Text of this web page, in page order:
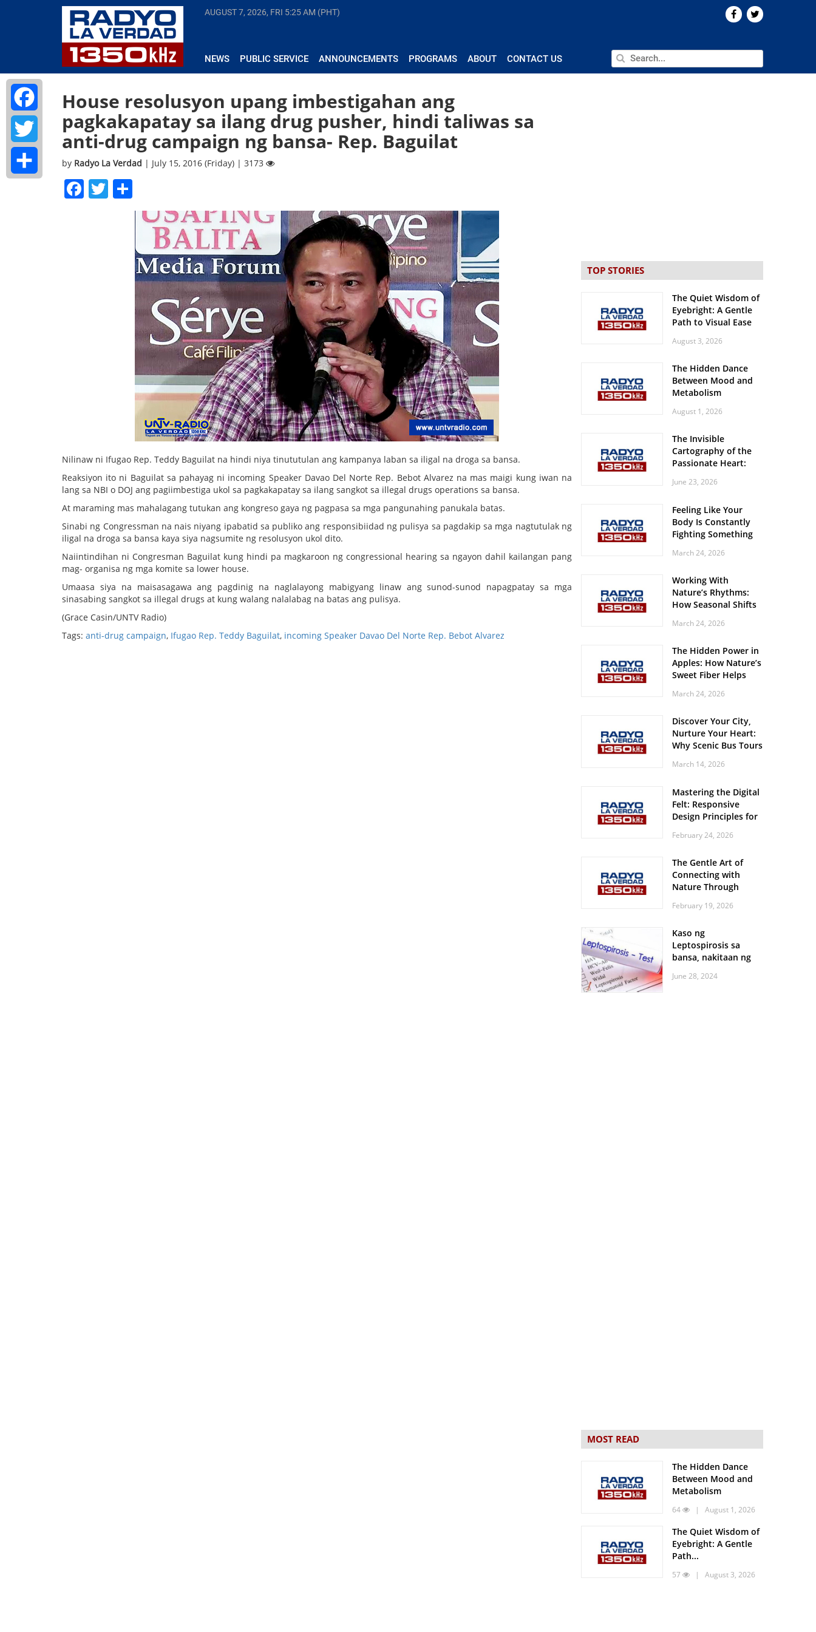
AUGUST 7, 2026, FRI 5:25 AM (PHT)
NEWS PUBLIC SERVICE ANNOUNCEMENTS PROGRAMS ABOUT CONTACT US
House resolusyon upang imbestigahan ang
pagkakapatay sa ilang drug pusher, hindi taliwas sa
anti-drug campaign ng bansa- Rep. Baguilat
by Radyo La Verdad | July 15, 2016 (Friday) | 3173
Facebook
Twitter
Nilinaw ni Ifugao Rep. Teddy Baguilat na hindi niya tinututulan ang kampanya laban sa iligal na droga sa bansa.
Reaksiyon ito ni Baguilat sa pahayag ni incoming Speaker Davao Del Norte Rep. Bebot Alvarez na mas maigi kung iwan na
lang sa NBI o DOJ ang pagiimbestiga ukol sa pagkakapatay sa ilang sangkot sa illegal drugs operations sa bansa.
At maraming mas mahalagang tutukan ang kongreso gaya ng pagpasa sa mga pangunahing panukala batas.
Sinabi ng Congressman na nais niyang ipabatid sa publiko ang responsibiidad ng pulisya sa pagdakip sa mga nagtutulak ng
iligal na droga sa bansa kaya siya nagsumite ng resolusyon ukol dito.
Naiintindihan ni Congresman Baguilat kung hindi pa magkaroon ng congressional hearing sa ngayon dahil kailangan pang
mag- organisa ng mga komite sa lower house.
Umaasa siya na maisasagawa ang pagdinig na naglalayong mabigyang linaw ang sunod-sunod napagpatay sa mga
sinasabing sangkot sa illegal drugs at kung walang nalalabag na batas ang pulisya.
(Grace Casin/UNTV Radio)
Tags: anti-drug campaign, Ifugao Rep. Teddy Baguilat, incoming Speaker Davao Del Norte Rep. Bebot Alvarez
TOP STORIES
The Quiet Wisdom of
Eyebright: A Gentle
Path to Visual Ease
August 3, 2026
The Hidden Dance
Between Mood and
Metabolism
August 1, 2026
The Invisible
Cartography of the
Passionate Heart:
Spatial Solitude in
Roaring Stadiums
June 23, 2026
Feeling Like Your
Body Is Constantly
Fighting Something
Body Might Be
March 24, 2026
Working With
Nature’s Rhythms:
How Seasonal Shifts
and Vitality
March 24, 2026
The Hidden Power in
Apples: How Nature’s
Sweet Fiber Helps
Steady and Smooth
March 24, 2026
Discover Your City,
Nurture Your Heart:
Why Scenic Bus Tours
Practice
March 14, 2026
Mastering the Digital
Felt: Responsive
Design Principles for
February 24, 2026
The Gentle Art of
Connecting with
Nature Through
Walks
February 19, 2026
Kaso ng
Leptospirosis sa
bansa, nakitaan ng
June 28, 2024
MOST READ
The Hidden Dance
Between Mood and
Metabolism
64 | August 1, 2026
The Quiet Wisdom of
Eyebright: A Gentle
Path...
57 | August 3, 2026
Facebook
Twitter